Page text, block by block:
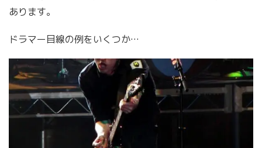
あります。
ドラマー目線の例をいくつか…